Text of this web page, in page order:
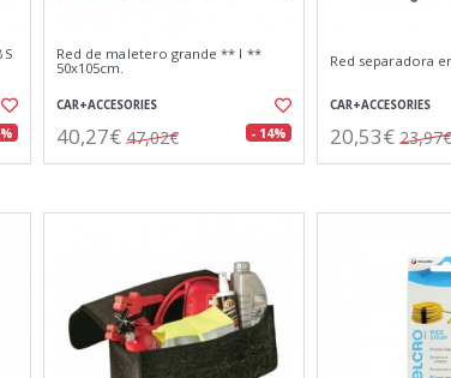
Red de maletero grande ** l **
50x105cm.
CAR+ACCESORIES
40,27€ 47,02€ - 14%
Red separadora
CAR+ACCESORIES
20,53€ 23,97€